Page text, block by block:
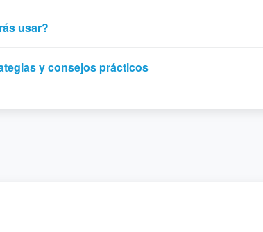
usar?
y consejos prácticos